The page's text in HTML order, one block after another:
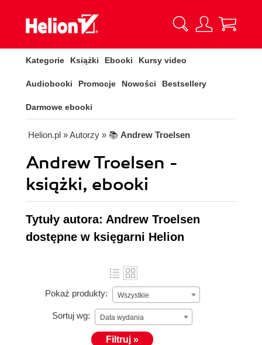
Kategorie Książki Ebooki Kursy video
Audiobooki Promocje Nowości Bestsellery
Darmowe ebooki
Helion.pl » Autorzy » 📚 Andrew Troelsen
Andrew Troelsen -
książki, ebooki
Tytuły autora: Andrew Troelsen
dostępne w księgarni Helion
Pokaż produkty: Wszystkie
Sortuj wg: Data wydania
Filtruj »